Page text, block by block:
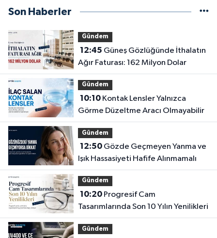
Son Haberler
Gündem
12:45
Ağır Faturası: 162 Milyon Dolar
Gündem
10:10Kontak Lensler Yalnızca
Görme Düzeltme Aracı Olmayabilir
Gündem
12:50Gözde Geçmeyen Yanma ve
Işık Hassasiyeti Hafife Alınmamalı
Gündem
10:20Progresif Cam
Tasarımlarında Son 10 Yılın Yenilikleri
Gündem